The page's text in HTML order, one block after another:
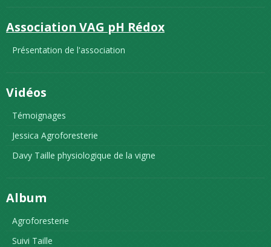
Association VAG pH Rédox
Présentation de l'association
Vidéos
Témoignages
Jessica Agroforesterie
Davy Taille physiologique de la vigne
Album
Agroforesterie
Suivi Taille